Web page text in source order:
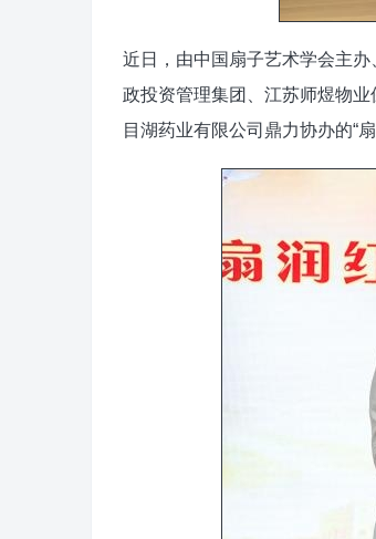
近日，由中国扇子艺术学会主
政投资管理集团、江苏师煜物
目湖药业有限公司鼎力协办的“